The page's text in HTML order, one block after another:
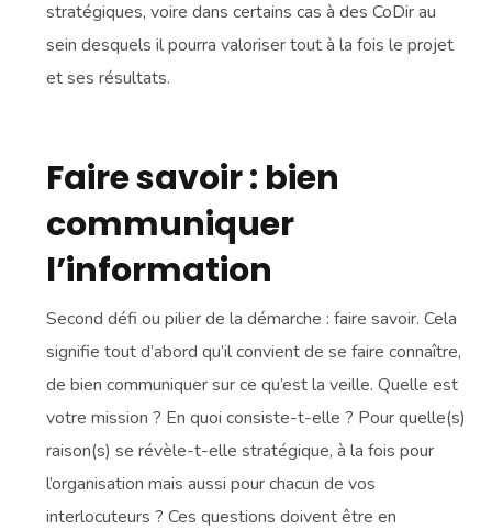
stratégiques, voire dans certains cas à des CoDir au
sein desquels il pourra valoriser tout à la fois le projet
et ses résultats.
Faire savoir : bien
communiquer
l’information
Second défi ou pilier de la démarche : faire savoir. Cela
signifie tout d’abord qu’il convient de se faire connaître,
de bien communiquer sur ce qu’est la veille. Quelle est
votre mission ? En quoi consiste-t-elle ? Pour quelle(s)
raison(s) se révèle-t-elle stratégique, à la fois pour
l’organisation mais aussi pour chacun de vos
interlocuteurs ? Ces questions doivent être en